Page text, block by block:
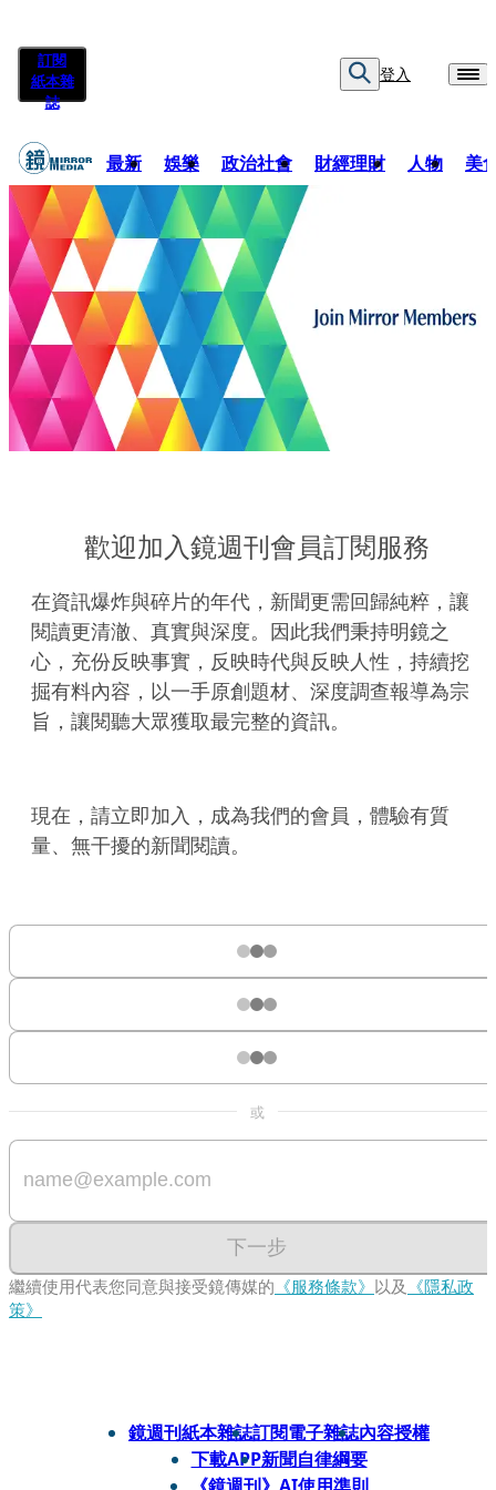
訂閱
紙本雜
誌
登入
最新 娛樂 政治社會 財經理財 人物 美
歡迎加入鏡週刊會員訂閱服務
在資訊爆炸與碎片的年代，新聞更需回歸純粹，讓
閱讀更清澈、真實與深度。因此我們秉持明鏡之
心，充份反映事實，反映時代與反映人性，持續挖
掘有料內容，以一手原創題材、深度調查報導為宗
旨，讓閱聽大眾獲取最完整的資訊。
現在，請立即加入，成為我們的會員，體驗有質
量、無干擾的新聞閱讀。
或
下一步
繼續使用代表您同意與接受鏡傳媒的 《服務條款》 以及 《隱私政
策》
鏡週刊紙本雜誌訂閱電子雜誌內容授權
下載APP新聞自律綱要